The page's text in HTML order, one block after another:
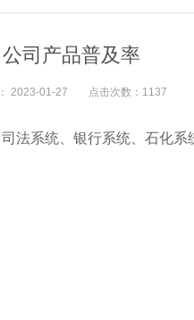
公司产品普及率
2023-01-27 点击次数：1137
法系统、银行系统、石化系